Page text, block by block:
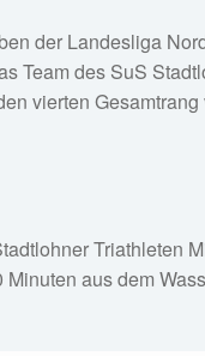
der Landesliga
Team des SuS
vierten Gesamtrang
Triathleten
aus dem